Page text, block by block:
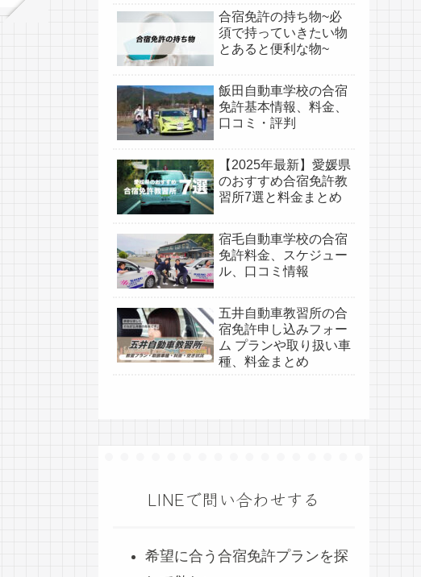
合宿免許の持ち物~必
須で持っていきたい物
とあると便利な物~
飯田自動車学校の合宿
免許基本情報、料金、
口コミ・評判
【2025年最新】愛媛県
のおすすめ合宿免許教
習所7選と料金まとめ
宿毛自動車学校の合宿
免許料金、スケジュー
ル、口コミ情報
五井自動車教習所の合
宿免許申し込みフォー
ム プランや取り扱い車
種、料金まとめ
LINEで問い合わせする
希望に合う合宿免許プランを探